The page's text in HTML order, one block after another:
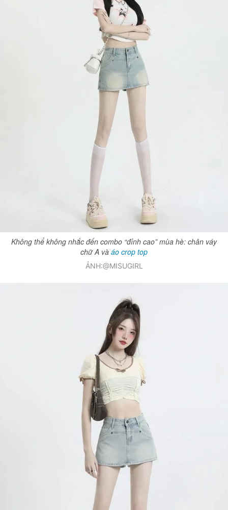
Không thể không nhắc đến combo “đỉnh cao” mùa hè: chân váy
chữ A và áo crop top
ẢNH:@MISUGIRL